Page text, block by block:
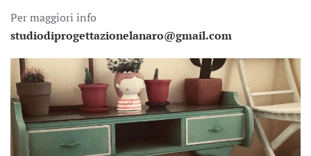
Per maggiori info
studiodiprogettazionelanaro@gmail.com